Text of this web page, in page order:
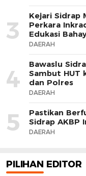
3
Kejari Sidrap
Perkara
Edukasi
DAERAH
4
Bawaslu
Sambut HUT
dan Polres
DAERAH
5
Pastikan
Sidrap AKBP
DAERAH
PILIHAN EDITOR